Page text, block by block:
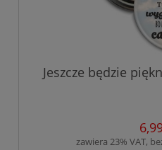
Jeszcze będzie
zawiera 23% VAT,